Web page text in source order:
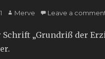
Author
Merve Leave a
„Grundriß der